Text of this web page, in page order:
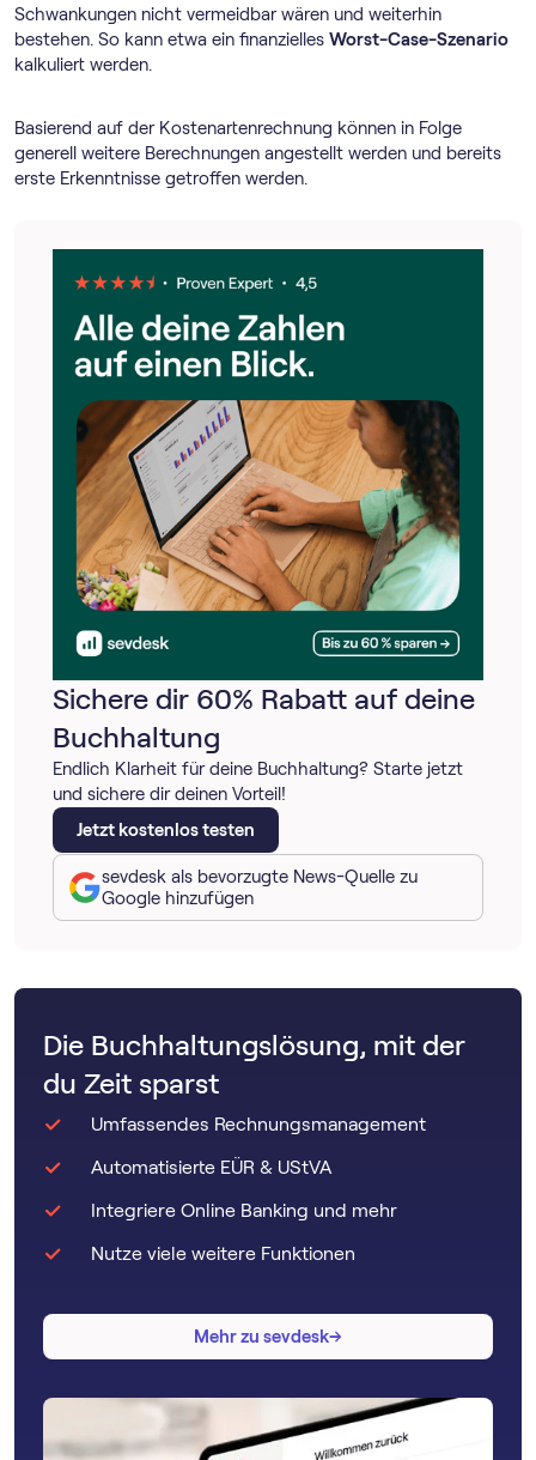
Sichere dir 60% Rabatt auf deine
Buchhaltung
Endlich Klarheit für deine Buchhaltung? Starte jetzt
und sichere dir deinen Vorteil!
Jetzt kostenlos testen
sevdesk als bevorzugte News-Quelle zu
Google hinzufügen
Schwankungen nicht vermeidbar wären und weiterhin
bestehen. So kann etwa ein finanzielles Worst-Case-Szenario
kalkuliert werden.
Basierend auf der Kostenartenrechnung können in Folge
generell weitere Berechnungen angestellt werden und bereits
erste Erkenntnisse getroffen werden.
Die Buchhaltungslösung, mit der
du Zeit sparst
Umfassendes Rechnungsmanagement
Automatisierte EÜR & UStVA
Integriere Online Banking und mehr
Nutze viele weitere Funktionen
Mehr zu sevdesk→
→